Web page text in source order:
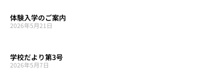
体験入学のご案内
2026年5月21日
学校だより第3号
2026年5月7日